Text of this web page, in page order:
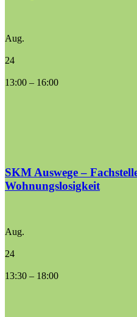
Aug.
24
13:00 – 16:00
SKM Auswege –
Wohnungslosigkeit
Aug.
24
13:30 – 18:00